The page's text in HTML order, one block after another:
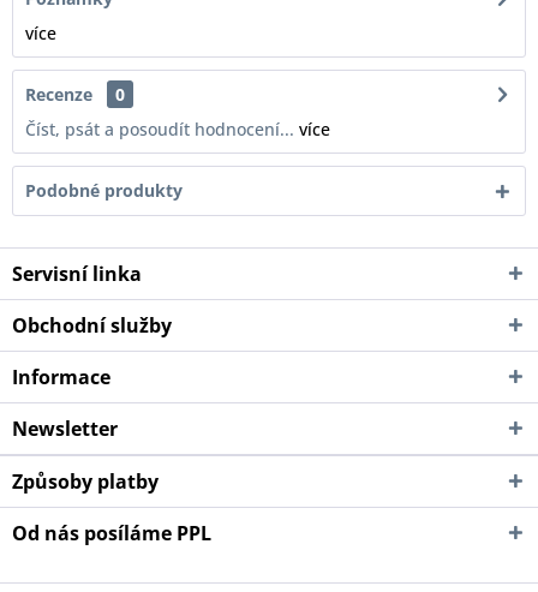
více
Recenze
0
Číst, psát a posoudít hodnocení... více
Podobné produkty
Servisní linka
Obchodní služby
Informace
Newsletter
Způsoby platby
Od nás posíláme PPL